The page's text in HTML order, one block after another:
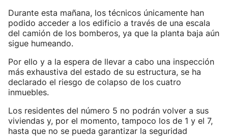
Durante esta mañana, los técnicos únicamente han
podido acceder a los edificio a través de una escala
del camión de los bomberos, ya que la planta baja aún
sigue humeando.
Por ello y a la espera de llevar a cabo una inspección
más exhaustiva del estado de su estructura, se ha
declarado el riesgo de colapso de los cuatro
inmuebles.
Los residentes del número 5 no podrán volver a sus
viviendas y, por el momento, tampoco los de 1 y el 7,
hasta que no se pueda garantizar la seguridad